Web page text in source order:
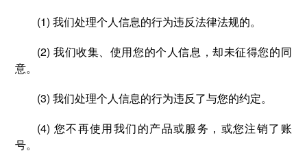
(1) 我们处理个人信息的行为违反法律法规的。
(2) 我们收集、使用您的个人信息，却未征得您的同
意。
(3) 我们处理个人信息的行为违反了与您的约定。
(4) 您不再使用我们的产品或服务，或您注销了账
号。